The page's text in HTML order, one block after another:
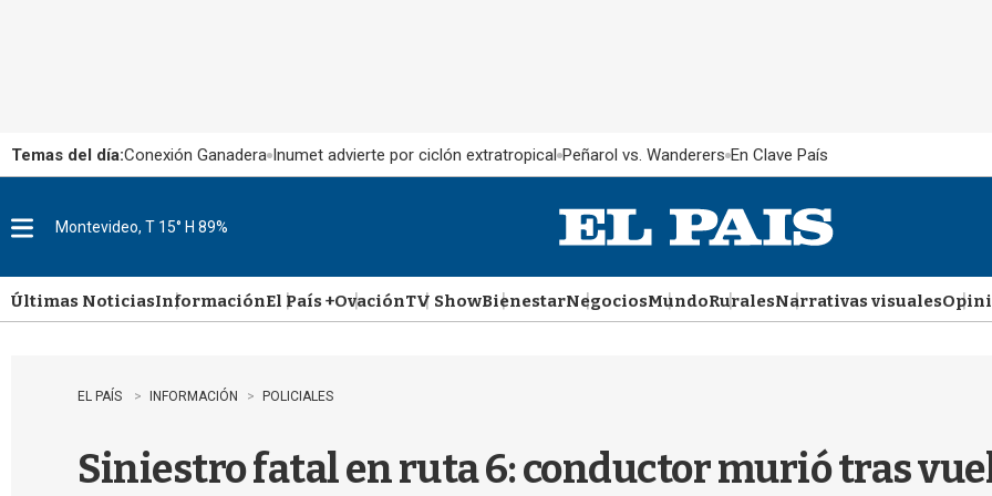
Temas del día:Conexión Ganadera Inumet advierte por ciclón extratropical Peñarol vs. Wanderers En Clave País
u
Montevideo, T 15° H 89%
Últimas NoticiasInformaciónEl País +OvaciónTV ShowBienestarNegociosMundoRuralesNarrativas visuales
EL PAÍS INFORMACIÓN POLICIALES
Siniestro fatal en ruta 6: conductor murió tras